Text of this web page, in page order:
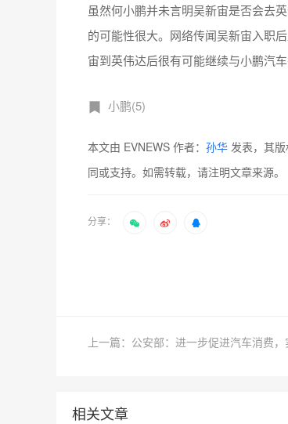
虽然何小鹏并未言明吴新宙是否会去
的可能性很大。网络传闻吴新宙入职
宙到英伟达后很有可能继续与小鹏汽车
小鹏(5)
本文由 EVNEWS 作者： 孙华 发表，其
同或支持。如需转载，请注明文章来源。
分享：
相关文章